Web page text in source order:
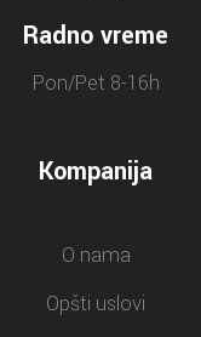
Radno vreme
Pon/Pet 8-16h
Kompanija
O nama
Opšti uslovi